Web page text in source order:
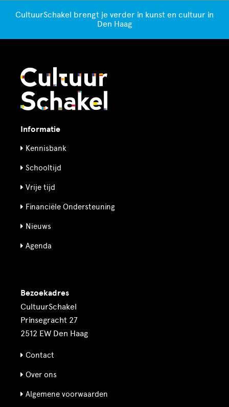
CultuurSchakel brengt je verder in kunst en cultuur in
Den Haag
Informatie
Kennisbank
Schooltijd
Vrije tijd
Financiële Ondersteuning
Nieuws
Agenda
Bezoekadres
CultuurSchakel
Prinsegracht 27
2512 EW Den Haag
Contact
Over ons
Algemene voorwaarden